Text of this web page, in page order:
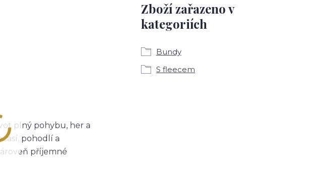
plný pohybu, her a
pohodlí a
příjemné
Zboží zařazeno v
kategoriích
Bundy
S fleecem